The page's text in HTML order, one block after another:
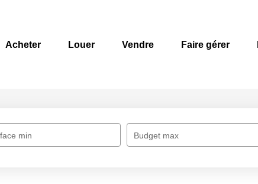
Acheter Louer Vendre Faire gérer
min Budget max